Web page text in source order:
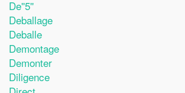
De''5''
Deballage
Deballe
Demontage
Demonter
Diligence